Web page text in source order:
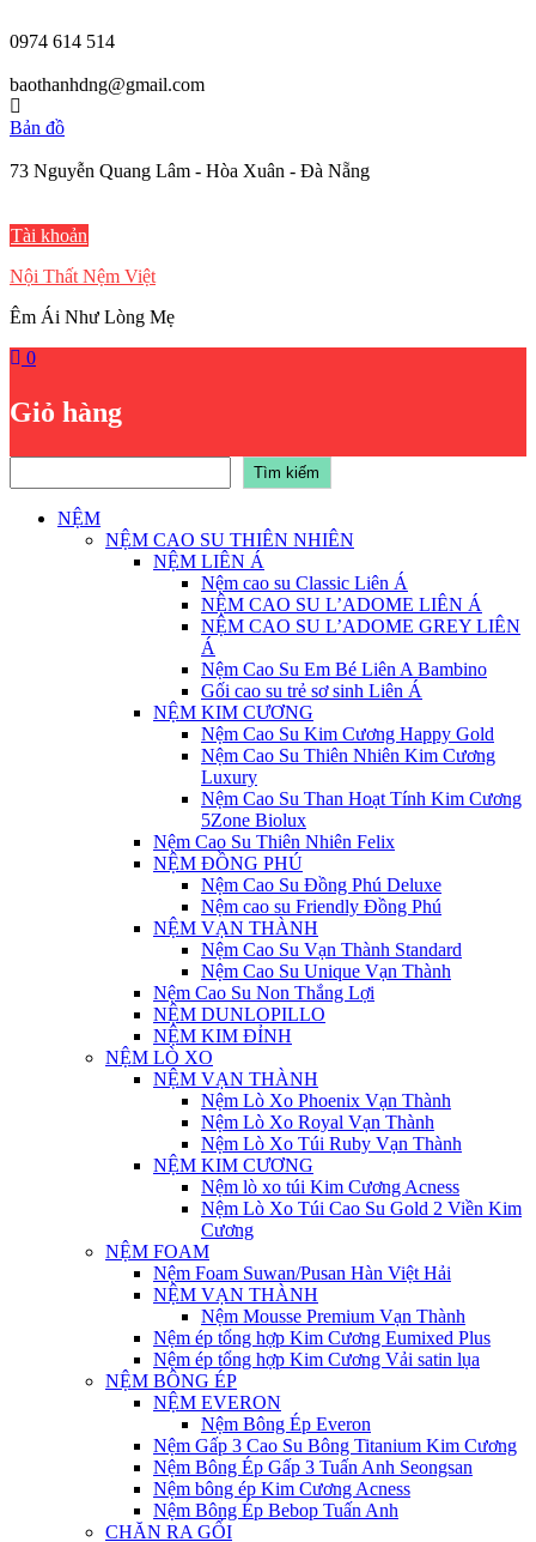
to
0974 614 514
baothanhdng@gmail.com
Bản đồ
73 Nguyễn Quang Lâm - Hòa Xuân - Đà Nẵng
Tài khoản
Nội Thất Nệm Việt
Êm Ái Như Lòng Mẹ
0
Giỏ hàng
kiếm
Tìm kiếm
NỆM
NỆM CAO SU THIÊN NHIÊN
NỆM LIÊN Á
Nệm cao su Classic Liên Á
NỆM CAO SU L’ADOME LIÊN Á
NỆM CAO SU L’ADOME GREY LIÊN
Á
Nệm Cao Su Em Bé Liên A Bambino
Gối cao su trẻ sơ sinh Liên Á
NỆM KIM CƯƠNG
Nệm Cao Su Kim Cương Happy Gold
Nệm Cao Su Thiên Nhiên Kim Cương
Luxury
Nệm Cao Su Than Hoạt Tính Kim Cương
5Zone Biolux
Nệm Cao Su Thiên Nhiên Felix
NỆM ĐỒNG PHÚ
Nệm Cao Su Đồng Phú Deluxe
Nệm cao su Friendly Đồng Phú
NỆM VẠN THÀNH
Nệm Cao Su Vạn Thành Standard
Nệm Cao Su Unique Vạn Thành
Nệm Cao Su Non Thắng Lợi
NỆM DUNLOPILLO
NỆM KIM ĐỈNH
NỆM LÒ XO
NỆM VẠN THÀNH
Nệm Lò Xo Phoenix Vạn Thành
Nệm Lò Xo Royal Vạn Thành
Nệm Lò Xo Túi Ruby Vạn Thành
NỆM KIM CƯƠNG
Nệm lò xo túi Kim Cương Acness
Nệm Lò Xo Túi Cao Su Gold 2 Viền Kim
Cương
NỆM FOAM
Nệm Foam Suwan/Pusan Hàn Việt Hải
NỆM VẠN THÀNH
Nệm Mousse Premium Vạn Thành
Nệm ép tổng hợp Kim Cương Eumixed Plus
Nệm ép tổng hợp Kim Cương Vải satin lụa
NỆM BÔNG ÉP
NỆM EVERON
Nệm Bông Ép Everon
Nệm Gấp 3 Cao Su Bông Titanium Kim Cương
Nệm Bông Ép Gấp 3 Tuấn Anh Seongsan
Nệm bông ép Kim Cương Acness
Nệm Bông Ép Bebop Tuấn Anh
CHĂN RA GỐI